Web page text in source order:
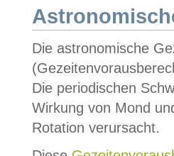
Die astronomische
Die periodischen
Wirkung von Mond
Rotation verursacht.